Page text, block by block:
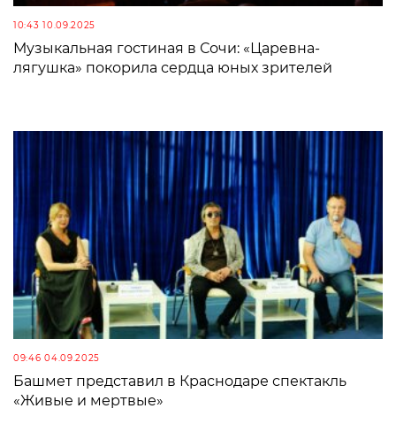
10:43 10.09.2025
Музыкальная гостиная в Сочи: «Царевна-
лягушка» покорила сердца юных зрителей
09:46 04.09.2025
Башмет представил в Краснодаре спектакль
«Живые и мертвые»